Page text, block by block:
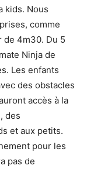
kids. Nous
comme
de 4m30. Du 5
Ninja de
Les enfants
des obstacles
accès à la
des
et aux petits.
pour les
pas de